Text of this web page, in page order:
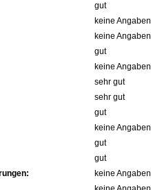
gut
keine Angaben
keine Angaben
gut
keine Angaben
sehr gut
sehr gut
gut
keine Angaben
gut
gut
keine Angaben